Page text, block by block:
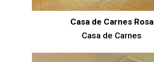
Casa de Carnes Rosa
Casa de Carnes